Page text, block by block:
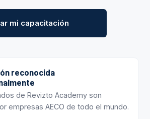
mi capacitación
reconocida
de Revizto Academy son
empresas AECO de todo el mundo.